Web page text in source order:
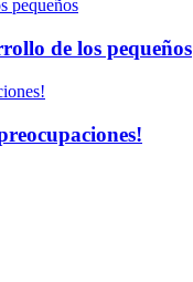
de los pequeños